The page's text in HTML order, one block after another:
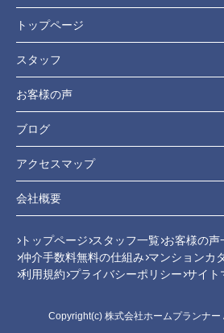
トップページ
スタッフ
お客様の声
ブログ
アクセスマップ
会社概要
トップページ スタッフ一覧 お客様の声
仲介手数料無料の仕組み マンションカ
利用規約 プライバシーポリシー サイト
Copyright(c) 株式会社ホームプランナ